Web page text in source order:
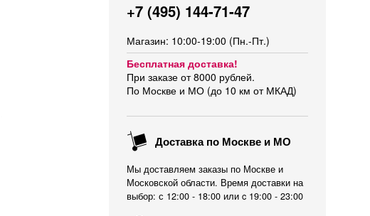
+7 (495) 144-71-47
Магазин: 10:00-19:00 (Пн.-Пт.)
Бесплатная доставка!
При заказе от 8000 рублей.
По Москве и МО (до 10 км от МКАД)
Доставка по Москве и МО
Мы доставляем заказы по Москве и
Московской области. Время доставки на
выбор: с 12:00 - 18:00 или c 19:00 - 23:00